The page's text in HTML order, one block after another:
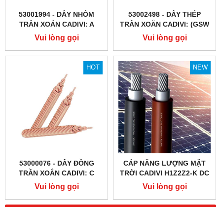
53001994 - DÂY NHÔM
TRẦN XOẮN CADIVI: A
Vui lòng gọi
53002498 - DÂY THÉP
TRẦN XOẮN CADIVI: (GSW
HOẶC TK)
Vui lòng gọi
HOT
53000076 - DÂY ĐỒNG
TRẦN XOẮN CADIVI: C
Vui lòng gọi
NEW
CÁP NĂNG LƯỢNG MẶT
TRỜI CADIVI H1Z2Z2-K DC
SOLAR CABLE
Vui lòng gọi